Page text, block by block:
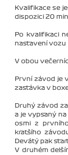
Kvalifikace se
dispozici 20
Po kvalifikaci
nastavení vozu
V obou
První závod je
zastávka v
Druhý závod
a je vypsaný
osmi z
kratšího
Devátý pak
V druhém